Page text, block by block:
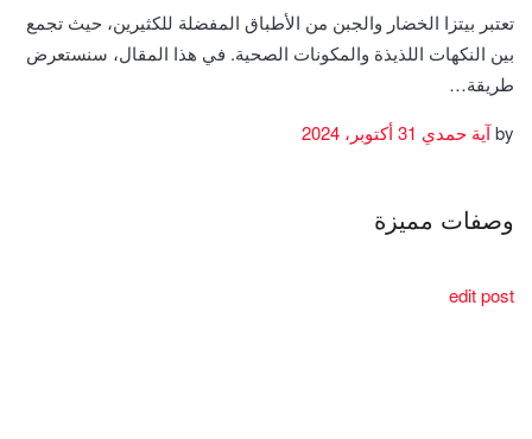
تعتبر بيتزا الخضار والجبن من الأطباق المفضلة للكثيرين، حيث تجمع
بين النكهات اللذيذة والمكونات الصحية. في هذا المقال، سنستعرض
طريقة…
byآية حمدي
وصفات مميزة
edit post